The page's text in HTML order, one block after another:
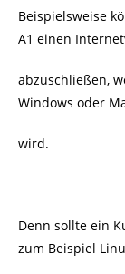
Beispielsweise
A1 einen
abzuschließen,
Windows oder
wird.
Denn sollte ein
zum Beispiel